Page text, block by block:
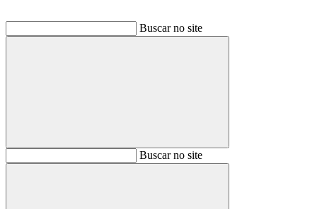
Buscar no site
BuscarBuscar no site